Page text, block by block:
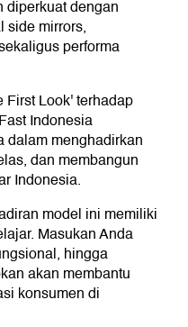
diperkuat dengan
side mirrors,
performa
Look' terhadap
Indonesia
dalam menghadirkan
dan membangun
Indonesia.
model ini memiliki
Masukan Anda
hingga
akan membantu
konsumen di